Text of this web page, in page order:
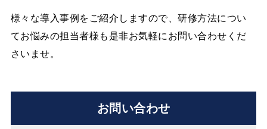
様々な導入事例をご紹介しますので、研修方法につい
てお悩みの担当者様も是非お気軽にお問い合わせくだ
さいませ。
お問い合わせ